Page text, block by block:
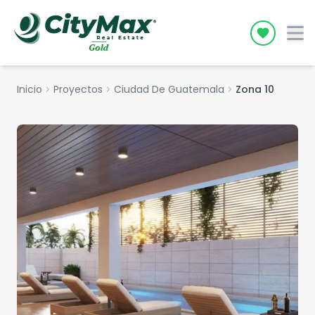
Icon
Inicio chevron_right Proyectos chevron_right Ciudad De Guatemala chevron_right Zona 10